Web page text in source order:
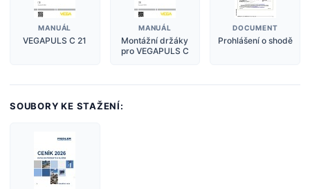
MANUÁL
VEGAPULS C 21
MANUÁL
Montážní držáky
pro VEGAPULS C
DOCUMENT
Prohlášení o shodě
SOUBORY KE STAŽENÍ: